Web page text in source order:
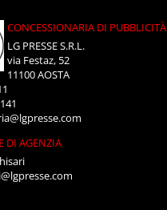
CONCESSIONARIA DI PUBBLICITÀ
LG PRESSE S.R.L.
via Festaz, 52
11100 AOSTA
DI AGENZIA